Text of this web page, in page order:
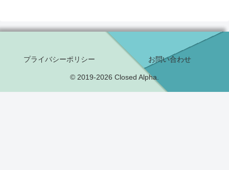
プライバシーポリシー お問い合わせ
© 2019-2026 Closed Alpha.